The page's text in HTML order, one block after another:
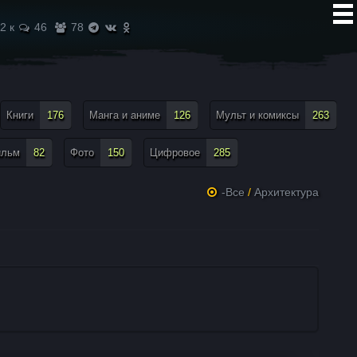
к 46 78
Книги 176 Манга и аниме 126 Мульт и комиксы 263
82 Фото 150 Цифровое 285
-Все / Архитектура